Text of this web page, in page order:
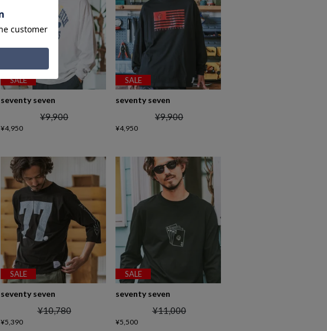
SALE
seventy seven
¥9,900
¥4,950
SALE
seventy seven
¥9,900
¥4,950
SALE
seventy seven
¥10,780
¥5,390
SALE
seventy seven
¥11,000
¥5,500